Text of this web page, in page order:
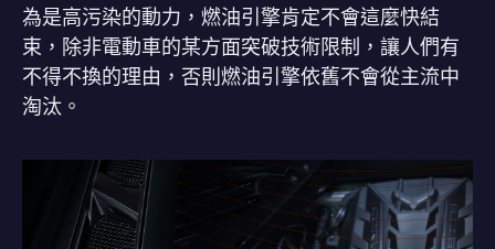
為是高污染的動力，燃油引擎肯定不會這麼快結
束，除非電動車的某方面突破技術限制，讓人們有
不得不換的理由，否則燃油引擎依舊不會從主流中
淘汰。